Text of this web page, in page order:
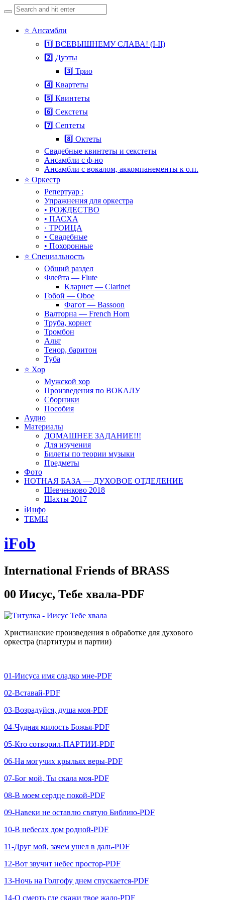
Search
for:
Skip
⭐ Ансамбли
1️⃣ ВСЕВЫШНЕМУ СЛАВА! (I-II)
2️⃣ Дуэты
3️⃣ Трио
4️⃣ Квартеты
5️⃣ Квинтеты
6️⃣ Секстеты
7️⃣ Септеты
8️⃣ Октеты
Свадебные квинтеты и секстеты
Ансамбли с ф-но
Ансамбли с вокалом, аккомпанементы к о.п.
⭐ Оркестр
Репертуар :
Упражнения для оркестра
• РОЖДЕСТВО
• ПАСХА
· ТРОИЦА
• Свадебные
• Похоронные
⭐ Специальность
Общий раздел
Флейта — Flute
Кларнет — Clarinet
Гобой — Oboe
Фагот — Bassoon
Валторна — French Horn
Труба, корнет
Тромбон
Альт
Тенор, баритон
Туба
⭐ Хор
Мужской хор
Произведения по ВОКАЛУ
Сборники
Пособия
Аудио
Материалы
ДОМАШНЕЕ ЗАДАНИЕ!!!
Для изучения
Билеты по теории музыки
Предметы
Фото
НОТНАЯ БАЗА — ДУХОВОЕ ОТДЕЛЕНИЕ
Шевченково 2018
Шахты 2017
ℹ️Инфо
ТЕМЫ
iFob
International Friends of BRASS
00 Иисус, Тебе хвала-PDF
Христианские произведения в обработке для духового
оркестра (партитуры и партии)
01-Иисуса имя сладко мне-PDF
02-Вставай-PDF
03-Возрадуйся, душа моя-PDF
04-Чудная милость Божья-PDF
05-Кто сотворил-ПАРТИИ-PDF
06-На могучих крыльях веры-PDF
07-Бог мой, Ты скала моя-PDF
08-В моем сердце покой-PDF
09-Навеки не оставлю святую Библию-PDF
10-В небесах дом родной-PDF
11-Друг мой, зачем ушел в даль-PDF
12-Вот звучит небес простор-PDF
13-Ночь на Голгофу днем спускается-PDF
14-О смерть где скажи твое жало-PDF